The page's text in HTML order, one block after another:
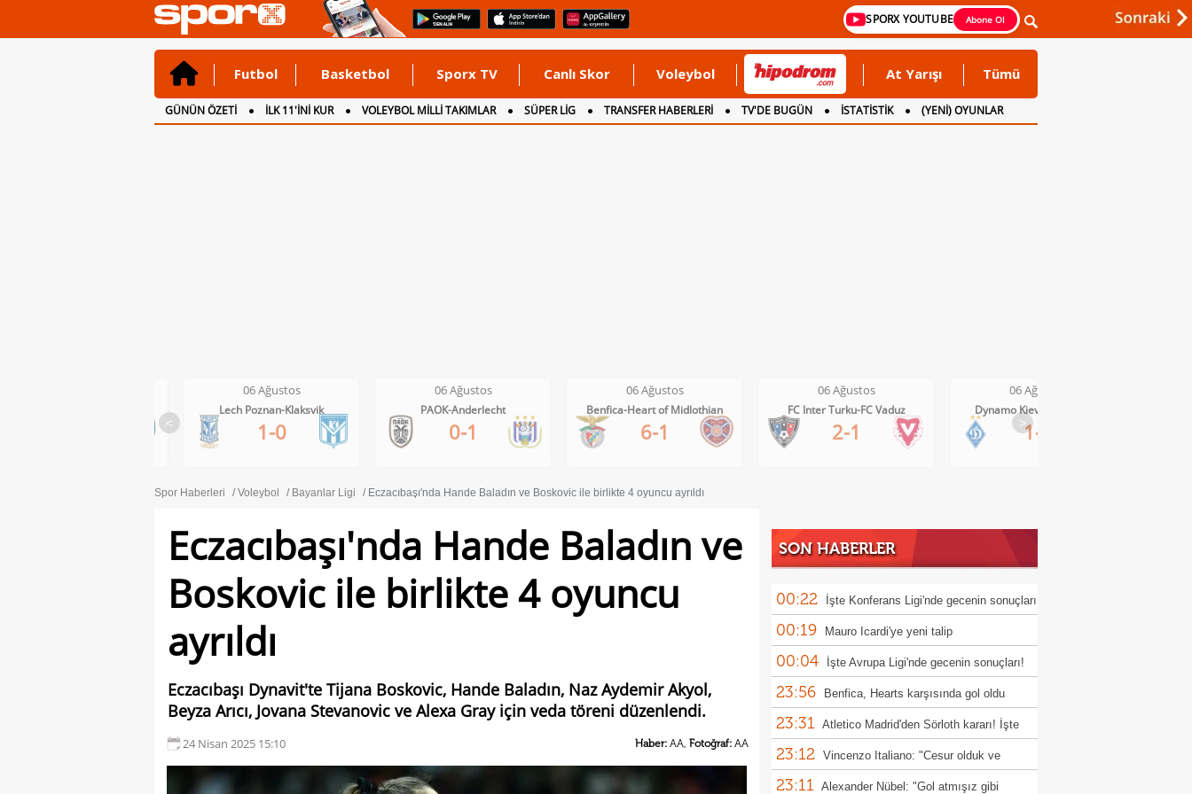
SPORX YOUTUBE Abone Ol
Futbol Basketbol Sporx TV Canlı Skor Voleybol At Yarışı Tümü
GÜNÜN ÖZETİ İLK 11'İNİ KUR VOLEYBOL MİLLİ TAKIMLAR SÜPER LİG TRANSFER HABERLERİ TV'DE BUGÜN İSTATİSTİK
(YENİ) OYUNLAR
CANLI ANLATIM
İNGİLTERE
<
06 Ağustos
PAOK-Anderlecht
0-1
06 Ağustos
Benfica-Heart of Midlothian
6-1
06 Ağustos
FC Inter Turku-FC Vaduz
2-1
06 Ağustos
Dynamo Kiev-Qarabag FK
1-0
06 Ağustos
FC Twente-Dunajska Streda
6-0
>
Spor Haberleri Voleybol Bayanlar Ligi Eczacıbaşı'nda Hande Baladın ve Boskovic ile birlikte 4 oyuncu ayrıldı
Eczacıbaşı'nda Hande Baladın ve
Boskovic ile birlikte 4 oyuncu
ayrıldı
Eczacıbaşı Dynavit'te Tijana Boskovic, Hande Baladın, Naz Aydemir Akyol,
Beyza Arıcı, Jovana Stevanovic ve Alexa Gray için veda töreni düzenlendi.
24 Nisan 2025 15:10 Haber: AA, Fotoğraf: AA
SON HABERLER
00:22 İşte Konferans Ligi'nde gecenin sonuçları
00:19 Mauro Icardi'ye yeni talip
00:04 İşte Avrupa Ligi'nde gecenin sonuçları!
23:56 Benfica, Hearts karşısında gol oldu
yağdı!
23:31 Atletico Madrid'den Sörloth kararı! İşte
istenen rakam
23:12 Vincenzo Italiano: "Cesur olduk ve
kazandık"
23:11 Alexander Nübel: "Gol atmışız gibi